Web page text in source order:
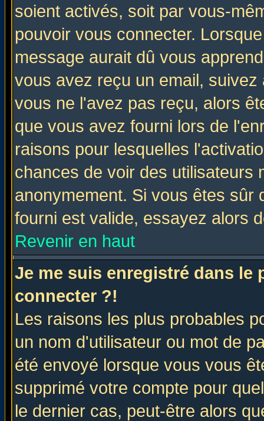
soient activés, soit par vous-
pouvoir vous connecter.
message aurait dû vous
vous avez reçu un email,
vous ne l'avez pas reçu, alors
que vous avez fourni lors de
raisons pour lesquelles
chances de voir des utilisateurs
anonymement. Si vous êtes sûr
fourni est valide, essayez alors
Revenir en haut
Je me suis enregistré dans le
connecter ?!
Les raisons les plus probables
un nom d'utilisateur ou mot de
été envoyé lorsque vous vous
supprimé votre compte pour
le dernier cas, peut-être alors